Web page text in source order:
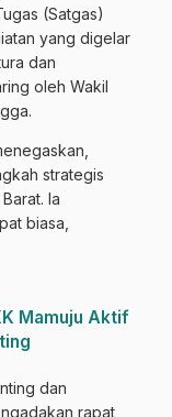
(Satgas)
yang digelar
dan
oleh Wakil
strategis
Ia
biasa,
Mamuju Aktif
dan
rapat